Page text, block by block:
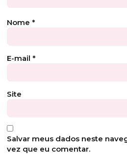
Nome *
E-mail *
Site
Salvar meus dados neste
vez que eu comentar.